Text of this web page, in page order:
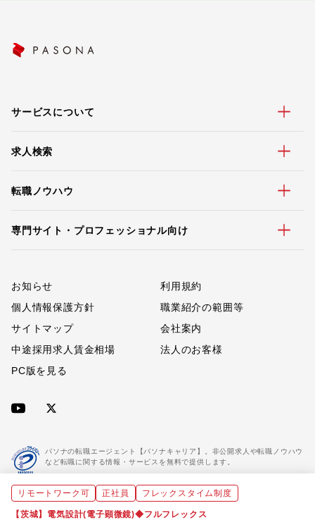
サービスについて
求人検索
転職ノウハウ
専門サイト・プロフェッショナル向け
お知らせ
利用規約
個人情報保護方針
職業紹介の範囲等
サイトマップ
会社案内
中途採用求人賃金相場
法人のお客様
PC版を見る
パソナの転職エージェント【パソナキャリア】。非公開求人や転職ノウハウ
など転職に関する情報・サービスを無料で提供します。
「パソナキャリア」は職業紹介優良事業者に認定されています。
リモートワーク可 正社員 フレックスタイム制度
【茨城】電気設計(電子顕微鏡)◆フルフレックス